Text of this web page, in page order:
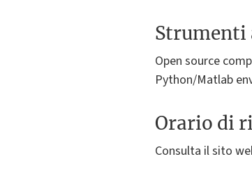
Strumenti
Open source
Python/Matlab
Orario di
Consulta il sito